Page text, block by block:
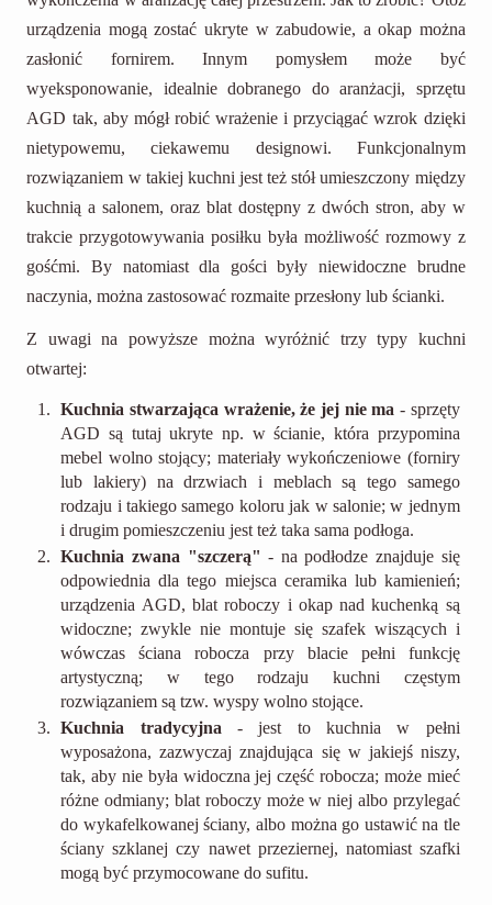
urządzenia mogą zostać ukryte w zabudowie, a okap można
zasłonić fornirem. Innym pomysłem może być
wyeksponowanie, idealnie dobranego do aranżacji, sprzętu
AGD tak, aby mógł robić wrażenie i przyciągać wzrok dzięki
nietypowemu, ciekawemu designowi. Funkcjonalnym
rozwiązaniem w takiej kuchni jest też stół umieszczony między
kuchnią a salonem, oraz blat dostępny z dwóch stron, aby w
trakcie przygotowywania posiłku była możliwość rozmowy z
gośćmi. By natomiast dla gości były niewidoczne brudne
naczynia, można zastosować rozmaite przesłony lub ścianki.
Z uwagi na powyższe można wyróżnić trzy typy kuchni
otwartej:
Kuchnia stwarzająca wrażenie, że jej nie ma - sprzęty
AGD są tutaj ukryte np. w ścianie, która przypomina
mebel wolno stojący; materiały wykończeniowe (forniry
lub lakiery) na drzwiach i meblach są tego samego
rodzaju i takiego samego koloru jak w salonie; w jednym
i drugim pomieszczeniu jest też taka sama podłoga.
Kuchnia zwana "szczerą" - na podłodze znajduje się
odpowiednia dla tego miejsca ceramika lub kamienień;
urządzenia AGD, blat roboczy i okap nad kuchenką są
widoczne; zwykle nie montuje się szafek wiszących i
wówczas ściana robocza przy blacie pełni funkcję
artystyczną; w tego rodzaju kuchni częstym
rozwiązaniem są tzw. wyspy wolno stojące.
Kuchnia tradycyjna- jest to kuchnia w pełni
wyposażona, zazwyczaj znajdująca się w jakiejś niszy,
tak, aby nie była widoczna jej część robocza; może mieć
różne odmiany; blat roboczy może w niej albo przylegać
do wykafelkowanej ściany, albo można go ustawić na tle
ściany szklanej czy nawet przeziernej, natomiast szafki
mogą być przymocowane do sufitu.